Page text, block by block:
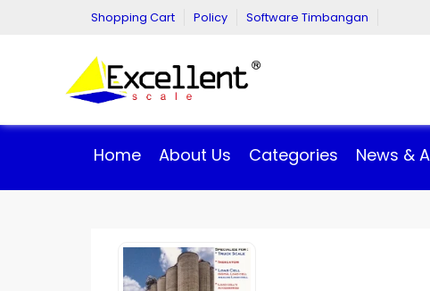
Shopping Cart Policy Software Timbangan
Home About Us Categories News &